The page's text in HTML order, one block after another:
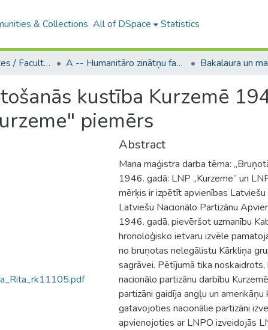
& Collections All of DSpace Statistics
B4 – LU fakultātes / Faculties of the UL A -- Humanitāro zinātņu fakultāte / Faculty of Humanities
kustība Kurzemē
piemērs
Abstract
Mana maģistra darba tēma:
1946. gadā: LNP „Kurzeme” un
mērķis ir izpētīt apvienības Latviešu
Latviešu Nacionālo Partizānu
1946. gadā, pievēršot uzmanību
hronoloģisko ietvaru izvēle
no bruņotas nelegālistu Kārkliņa
sagrāvei. Pētījumā tika
nacionālo partizānu darbību
partizāni gaidīja angļu un
gatavojoties nacionālie partizāni
apvienojoties ar LNPO izveidojās